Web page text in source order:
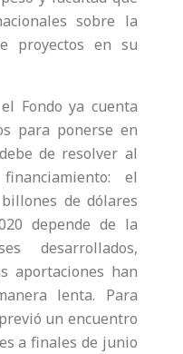
sobre la
proyectos en su
Fondo ya cuenta
para ponerse en
de resolver al
el
de dólares
depende de la
desarrollados,
aportaciones han
lenta. Para
un encuentro
a finales de junio